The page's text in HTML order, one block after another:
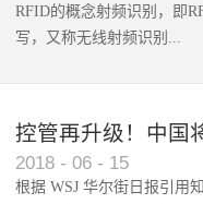
RFID的概念射频识别，即
写，又称无线射频识别...
控管再升级！中国
架构辨识系统
2018 - 06 - 15
根据 WSJ 华尔街日报引用